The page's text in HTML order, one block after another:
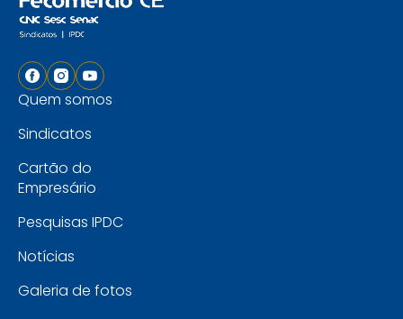
Quem somos
Sindicatos
Cartão do
Empresário
Pesquisas IPDC
Notícias
Galeria de fotos